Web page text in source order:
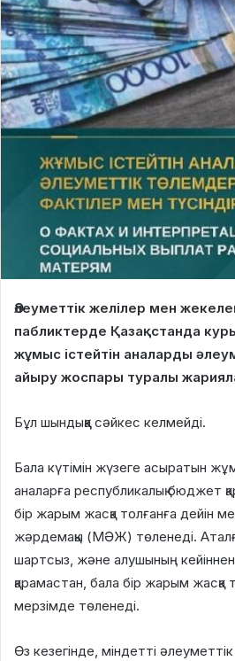
Әлеуметтік желілер мен
пабликтерде Қазақстанда
жұмыс істейтін аналарды
айыру жоспары туралы
Бұл шындыққа сәйкес келмейді.
Бала күтімін жүзеге асыратын
аналарға республикалық бюджет
бір жарым жасқа толғанға дейін
жәрдемақы (МӘЖ) төленеді.
шартсыз, және алушының
қарамастан, бала бір жарым жасқа
мерзімде төленеді.
Өз кезегінде, міндетті